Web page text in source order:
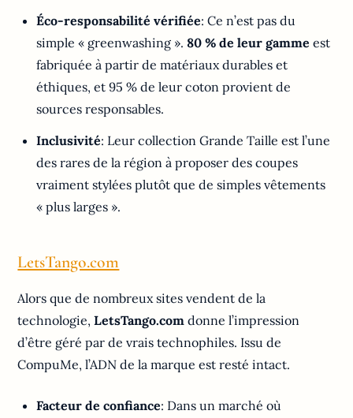
Éco-responsabilité vérifiée: Ce n’est pas du
simple « greenwashing ». 80 % de leur gamme est
fabriquée à partir de matériaux durables et
éthiques, et 95 % de leur coton provient de
sources responsables.
Inclusivité: Leur collection Grande Taille est l’une
des rares de la région à proposer des coupes
vraiment stylées plutôt que de simples vêtements
« plus larges ».
LetsTango.com
Alors que de nombreux sites vendent de la
technologie,LetsTango.com donne l’impression
d’être géré par de vrais technophiles. Issu de
CompuMe, l’ADN de la marque est resté intact.
Facteur de confiance: Dans un marché où